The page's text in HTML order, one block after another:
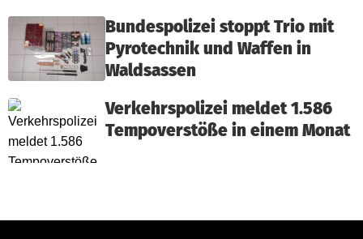
Bundespolizei stoppt Trio mit
Pyrotechnik und Waffen in
Waldsassen
Verkehrspolizei meldet 1.586
Tempoverstöße in einem Monat